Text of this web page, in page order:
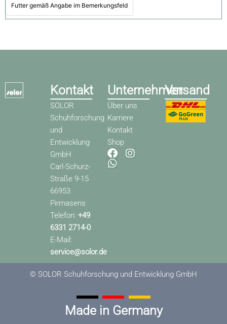
Futter gemäß Angabe im Bemerkungsfeld
Kontakt
SOLOR
Schuhforschung
und
Entwicklung
GmbH
Carl-Schurz-
Straße 9-15
66953
Pirmasens
Telefon:+49
6331 2714-0
E-Mail:
service@solor.de
Unternehmen
Über uns
Karriere
Kontakt
Shop
F
a
I
W
h
Versand
© SOLOR Schuhforschung und Entwicklung GmbH
Made in Germany